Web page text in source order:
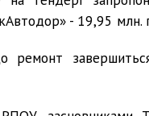
- 19,95 млн.
ремонт